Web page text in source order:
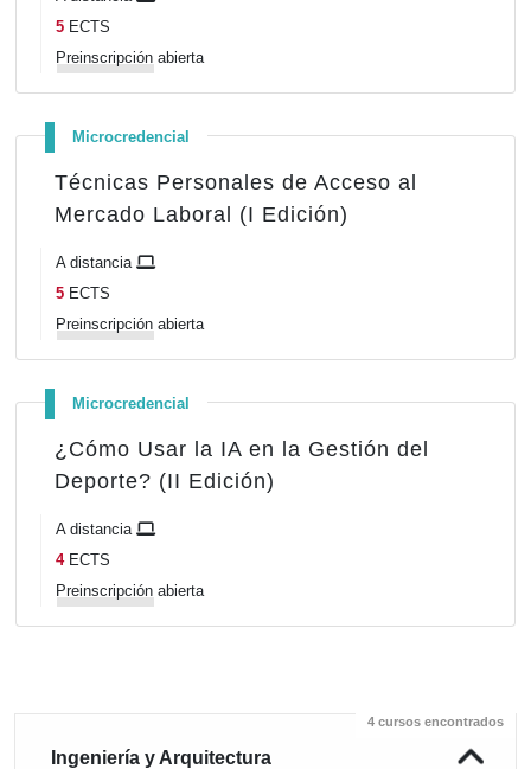
5 ECTS
Preinscripción abierta
Microcredencial
Técnicas Personales de Acceso al
Mercado Laboral (I Edición)
A distancia
5 ECTS
Preinscripción abierta
Microcredencial
¿Cómo Usar la IA en la Gestión del
Deporte? (II Edición)
A distancia
4ECTS
Preinscripción abierta
Ingeniería y Arquitectura
4 cursos encontrados